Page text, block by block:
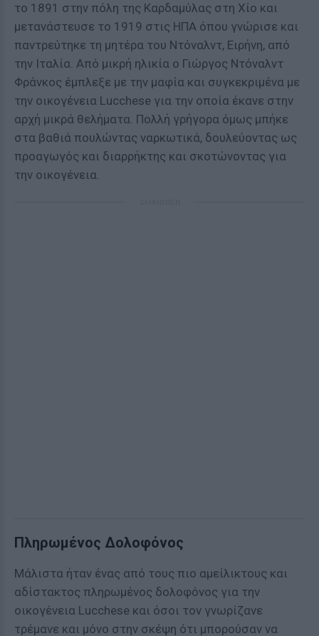
το 1891 στην πόλη της Καρδαμύλας στη Χίο και
μετανάστευσε το 1919 στις ΗΠΑ όπου γνώρισε και
παντρεύτηκε τη μητέρα του Ντόναλντ, Ειρήνη, από
την Ιταλία. Από μικρή ηλικία ο Γιώργος Ντόναλντ
Φράνκος έμπλεξε με την μαφία και συγκεκριμένα με
την οικογένεια Lucchese για την οποία έκανε στην
αρχή μικρά θελήματα. Πολλή γρήγορα όμως μπήκε
στα βαθιά πουλώντας ναρκωτικά, δουλεύοντας ως
προαγωγός και διαρρήκτης και σκοτώνοντας για
την οικογένεια.
Πληρωμένος Δολοφόνος
Μάλιστα ήταν ένας από τους πιο αμείλικτους και
αδίστακτος πληρωμένος δολοφόνος για την
οικογένεια Lucchese και όσοι τον γνωρίζανε
τρέμανε και μόνο στην σκέψη ότι μπορούσαν να